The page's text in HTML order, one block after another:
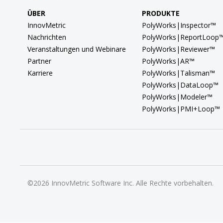
ÜBER
InnovMetric
Nachrichten
Veranstaltungen und Webinare
Partner
Karriere
PRODUKTE
PolyWorks|Inspector™
PolyWorks|Reviewer™
PolyWorks|AR™
PolyWorks|Talisman™
PolyWorks|DataLoop™
PolyWorks|Modeler™
PolyWorks|PMI+Loop™
©2026 InnovMetric Software Inc. Alle Rechte vorbehalten.